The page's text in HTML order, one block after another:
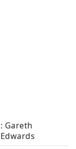
: Gareth
Edwards